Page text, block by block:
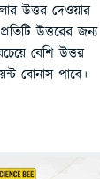
উত্তর দেওয়ার
উত্তরের জন্য
বেশি উত্তর
বোনাস পাবে।